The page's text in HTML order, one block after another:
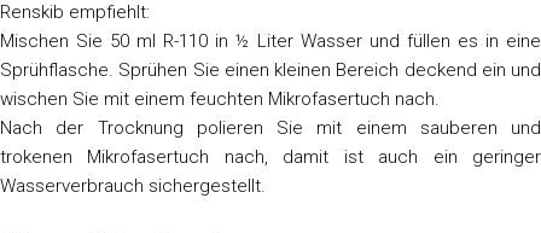
Renskib empfiehlt:
Mischen Sie 50 ml R-110 in ½ Liter Wasser und füllen es in eine
Sprühflasche. Sprühen Sie einen kleinen Bereich deckend ein und
wischen Sie mit einem feuchten Mikrofasertuch nach.
Nach der Trocknung polieren Sie mit einem sauberen und
trokenen Mikrofasertuch nach, damit ist auch ein geringer
Wasserverbrauch sichergestellt.